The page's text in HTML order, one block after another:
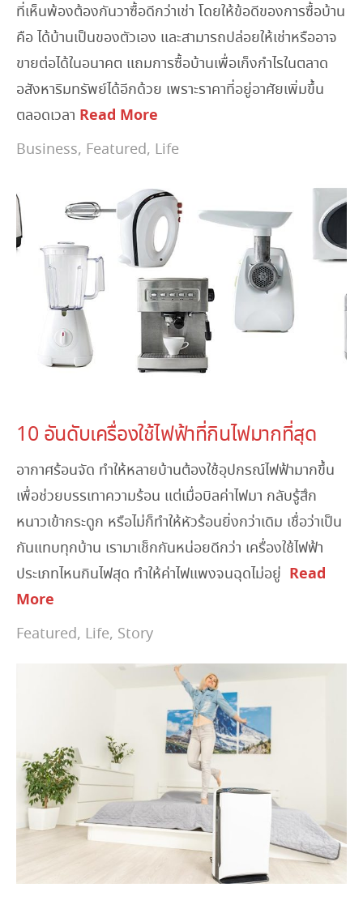
ที่เห็นพ้องต้องกันวาซื้อดีกว่าเช่า โดยให้ข้อดีของการซื้อบ้าน
คือ ได้บ้านเป็นของตัวเอง และสามารถปล่อยให้เช่าหรืออาจ
ขายต่อได้ในอนาคต แถมการซื้อบ้านเพื่อเก็งกำไรในตลาด
อสังหาริมทรัพย์ได้อีกด้วย เพราะราคาที่อยู่อาศัยเพิ่มขึ้น
ตลอดเวลา Read More
Business, Featured, Life
10 อันดับเครื่องใช้ไฟฟ้าที่กินไฟมากที่สุด
อากาศร้อนจัด ทำให้หลายบ้านต้องใช้อุปกรณ์ไฟฟ้ามากขึ้น
เพื่อช่วยบรรเทาความร้อน แต่เมื่อบิลค่าไฟมา กลับรู้สึก
หนาวเข้ากระดูก หรือไม่ก็ทำให้หัวร้อนยิ่งกว่าเดิม เชื่อว่าเป็น
กันแทบทุกบ้าน เรามาเช็กกันหน่อยดีกว่า เครื่องใช้ไฟฟ้า
ประเภทไหนกินไฟสุด ทำให้ค่าไฟแพงจนฉุดไม่อยู่ Read
More
Featured, Life, Story